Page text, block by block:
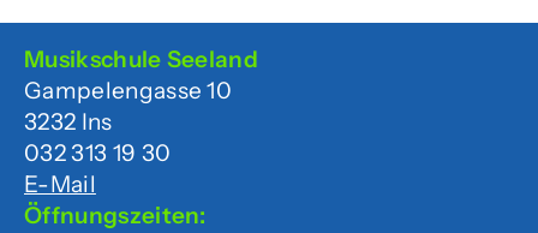
Förderverein
Offene Stellen
Agenda
Musikschule Seeland
Gampelengasse 10
3232 Ins
032 313 19 30
E-Mail
Öffnungszeiten: